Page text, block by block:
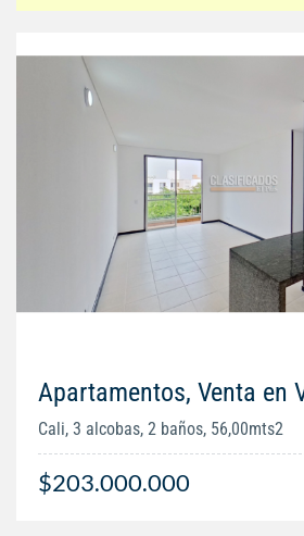
Apartamentos, Venta en
Cali, 3 alcobas, 2 baños, 56,00mts2
$203.000.000